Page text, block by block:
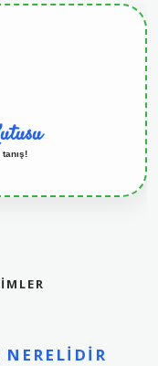
NERELIDIR